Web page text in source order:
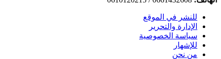
للنشر في الموقع
الإدارة والتحرير
سياسة الخصوصية
للإشهار
من نحن